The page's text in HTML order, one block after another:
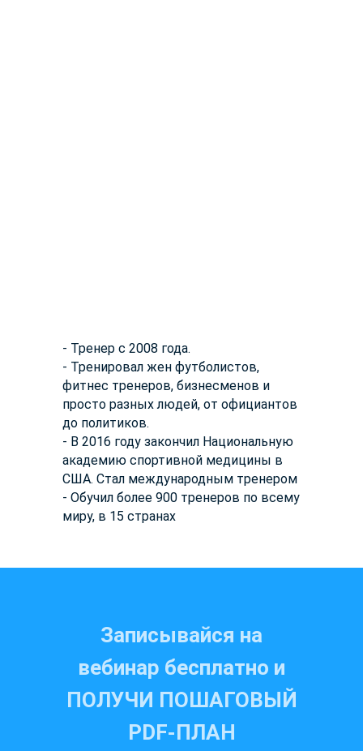
- Тренер с 2008 года.
- Тренировал жен футболистов,
фитнес тренеров, бизнесменов и
просто разных людей, от официантов
до политиков.
- В 2016 году закончил Национальную
академию спортивной медицины в
США. Стал международным тренером
- Обучил более 900 тренеров по всему
миру, в 15 странах
Записывайся на
вебинар бесплатно и
ПОЛУЧИ ПОШАГОВЫЙ
PDF-ПЛАН